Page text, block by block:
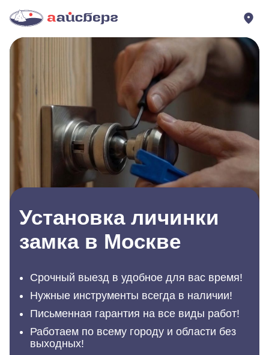
Установка личинки
замка в Москве
Срочный выезд в удобное для вас время!
Нужные инструменты всегда в наличии!
Письменная гарантия на все виды работ!
Работаем по всему городу и области без
выходных!